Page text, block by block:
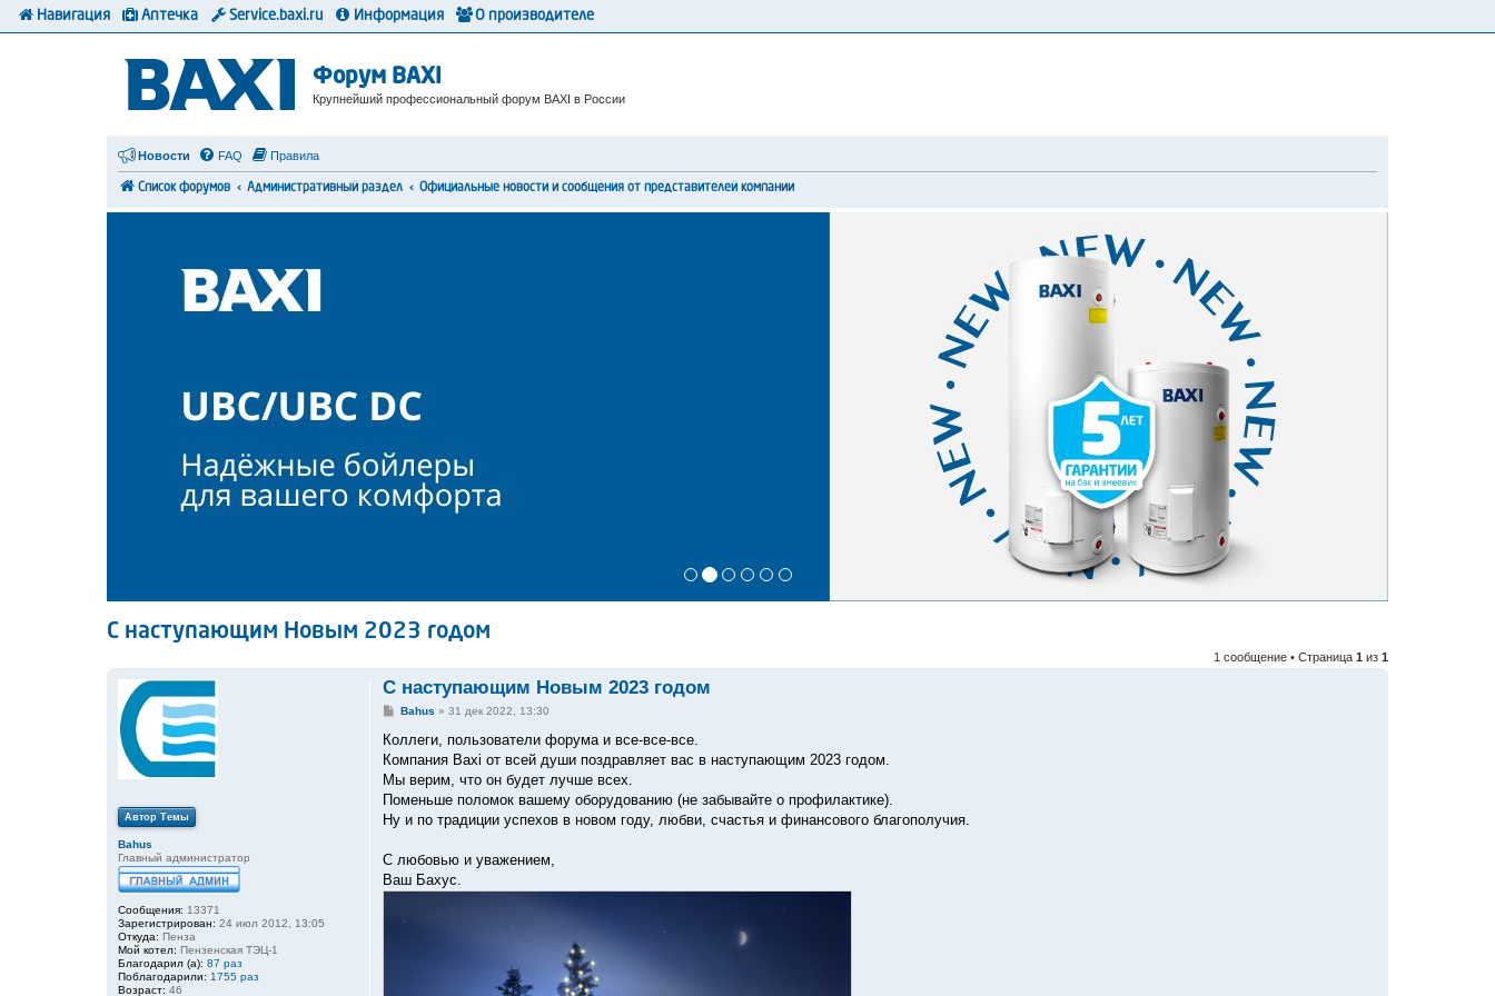
Форум BAXI
Крупнейший профессиональный форум BAXI в России
Новости FAQ Правила
Список форумов Административный раздел Официальные новости и сообщения от представителей компании
С наступающим Новым 2023 годом
1 сообщение • Страница 1 из 1
Автор Темы
Bahus
Главный администратор
Сообщения: 13371
Зарегистрирован: 24 июл 2012, 13:05
Откуда: Пенза
Мой котел: Пензенская ТЭЦ-1
Благодарил (а): 87 раз
Поблагодарили: 1755 раз
Возраст: 46
С наступающим Новым 2023 годом
С
о
щ
е
и
е
Bahus » 31 дек 2022, 13:30
Коллеги, пользователи форума и все-все-все.
Компания Baxi от всей души поздравляет вас в наступающим 2023 годом.
Мы верим, что он будет лучше всех.
Поменьше поломок вашему оборудованию (не забывайте о профилактике).
Ну и по традиции успехов в новом году, любви, счастья и финансового благополучия.
С любовью и уважением,
Ваш Бахус.
Навигация Аптечка Service.baxi.ru Информация О производителе